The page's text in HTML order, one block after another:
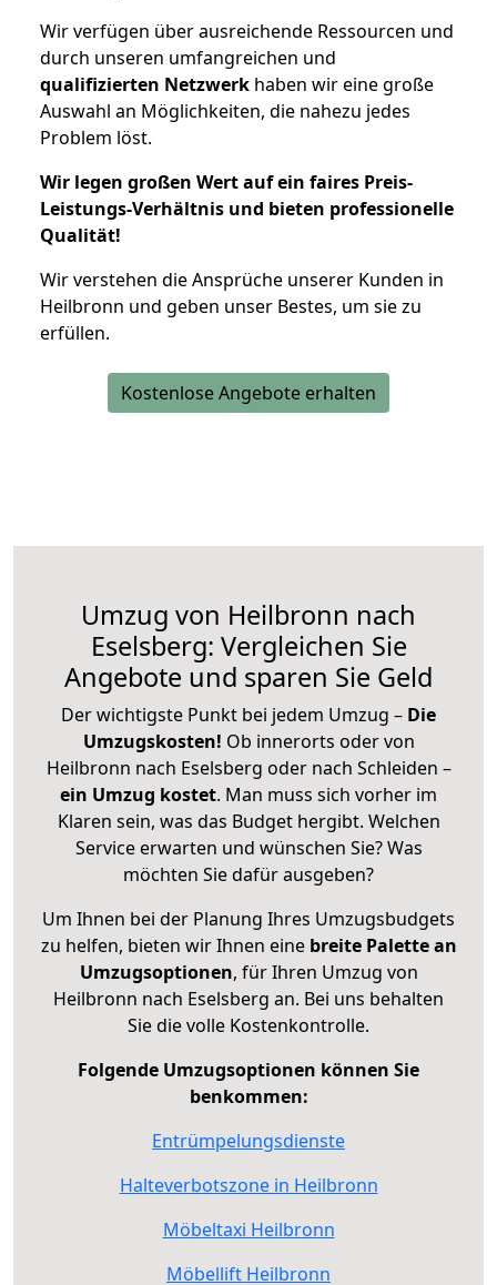
Wir verfügen über ausreichende Ressourcen und
durch unseren umfangreichen und
qualifizierten Netzwerk haben wir eine große
Auswahl an Möglichkeiten, die nahezu jedes
Problem löst.
Wir legen großen Wert auf ein faires Preis-
Leistungs-Verhältnis und bieten professionelle
Qualität!
Wir verstehen die Ansprüche unserer Kunden in
Heilbronn und geben unser Bestes, um sie zu
erfüllen.
Kostenlose Angebote erhalten
Umzug von Heilbronn nach
Eselsberg: Vergleichen Sie
Angebote und sparen Sie Geld
Der wichtigste Punkt bei jedem Umzug – Die
Umzugskosten! Ob innerorts oder von
Heilbronn nach Eselsberg oder nach Schleiden –
ein Umzug kostet. Man muss sich vorher im
Klaren sein, was das Budget hergibt. Welchen
Service erwarten und wünschen Sie? Was
möchten Sie dafür ausgeben?
Um Ihnen bei der Planung Ihres Umzugsbudgets
zu helfen, bieten wir Ihnen eine breite Palette an
Umzugsoptionen, für Ihren Umzug von
Heilbronn nach Eselsberg an. Bei uns behalten
Sie die volle Kostenkontrolle.
Folgende Umzugsoptionen können Sie
benkommen:
Entrümpelungsdienste
Halteverbotszone in Heilbronn
Möbeltaxi Heilbronn
Möbellift Heilbronn